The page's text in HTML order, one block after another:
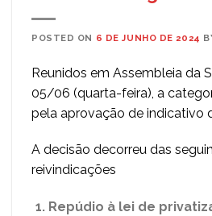
POSTED ON 6 DE JUNHO DE 2024
Reunidos em Assembleia da
05/06 (quarta-feira), a
pela aprovação de indicativo
A decisão decorreu das
reivindicações
Repúdio à lei de